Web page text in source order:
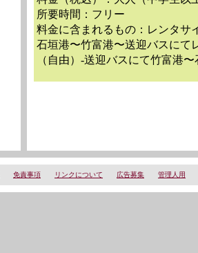
所要時間：フリー
料金に含まれるもの：レンタサ
石垣港〜竹富港〜送迎バスにて
（自由）-送迎バスにて竹富港
免責事項 リンクについて 広告募集 管理人用